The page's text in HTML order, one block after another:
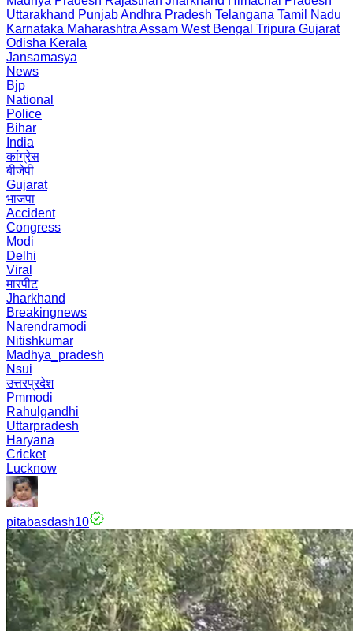
Uttarakhand PunjabAndhra Pradesh Telangana Tamil Nadu
Karnataka Maharashtra Assam West Bengal Tripura Gujarat
Odisha Kerala
Jansamasya
News
Bjp
National
Police
Bihar
India
कांग्रेस
बीजेपी
Gujarat
भाजपा
Accident
Congress
Modi
Delhi
Viral
मारपीट
Jharkhand
Breakingnews
Narendramodi
Nitishkumar
Madhya_pradesh
Nsui
उत्तरप्रदेश
Pmmodi
Rahulgandhi
Uttarpradesh
Haryana
Cricket
Lucknow
pitabasdash10